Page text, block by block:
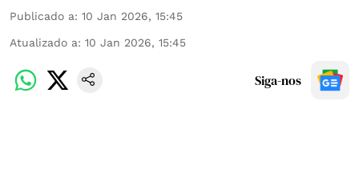
Publicado a: 10 Jan 2026, 15:45
Atualizado a: 10 Jan 2026, 15:45
Siga-nos